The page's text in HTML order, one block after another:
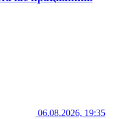
06.08.2026, 19:35